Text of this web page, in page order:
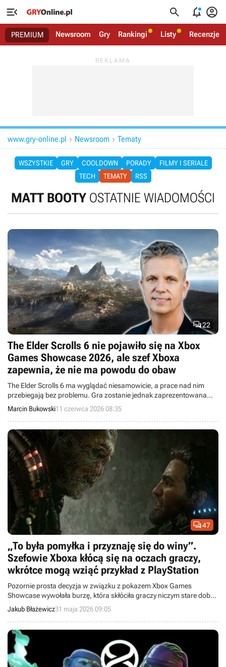
   
PREMIUM Newsroom Gry Rankingi Listy Recenzje
www.gry-online.pl  Newsroom  Tematy
WSZYSTKIE GRY COOLDOWN PORADY
FILMY I SERIALE
TECH
TEMATY RSS
MATT BOOTY OSTATNIE WIADOMOŚCI
22
The Elder Scrolls 6 nie pojawiło się na Xbox
Games Showcase 2026, ale szef Xboxa
zapewnia, że nie ma powodu do obaw
The Elder Scrolls 6 ma wyglądać niesamowicie, a prace nad nim
przebiegają bez problemu. Gra zostanie jednak zaprezentowana
dopiero „we właściwym momencie”.
Marcin Bukowski11 czerwca 2026 08:35
47
„To była pomyłka i przyznaję się do winy”.
Szefowie Xboxa kłócą się na oczach graczy,
wkrótce mogą wziąć przykład z PlayStation
Pozornie prosta decyzja w związku z pokazem Xbox Games
Showcase wywołała burzę, która skłóciła graczy niczym stare dobre
wojny konsolowe.
Jakub Błażewicz31 maja 2026 09:05